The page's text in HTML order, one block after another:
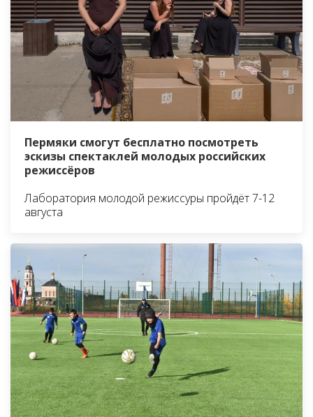
Пермяки смогут бесплатно посмотреть
эскизы спектаклей молодых российских
режиссёров
Лаборатория молодой режиссуры пройдёт 7-12
августа